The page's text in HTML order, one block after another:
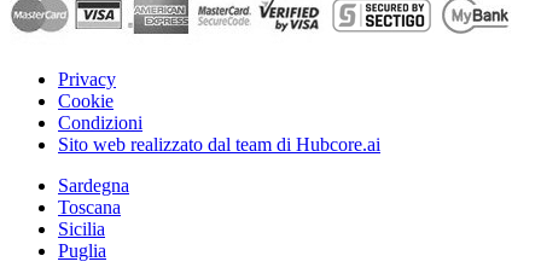
Privacy
Cookie
Condizioni
Sito web realizzato dal team di Hubcore.ai
Sardegna
Toscana
Sicilia
Puglia